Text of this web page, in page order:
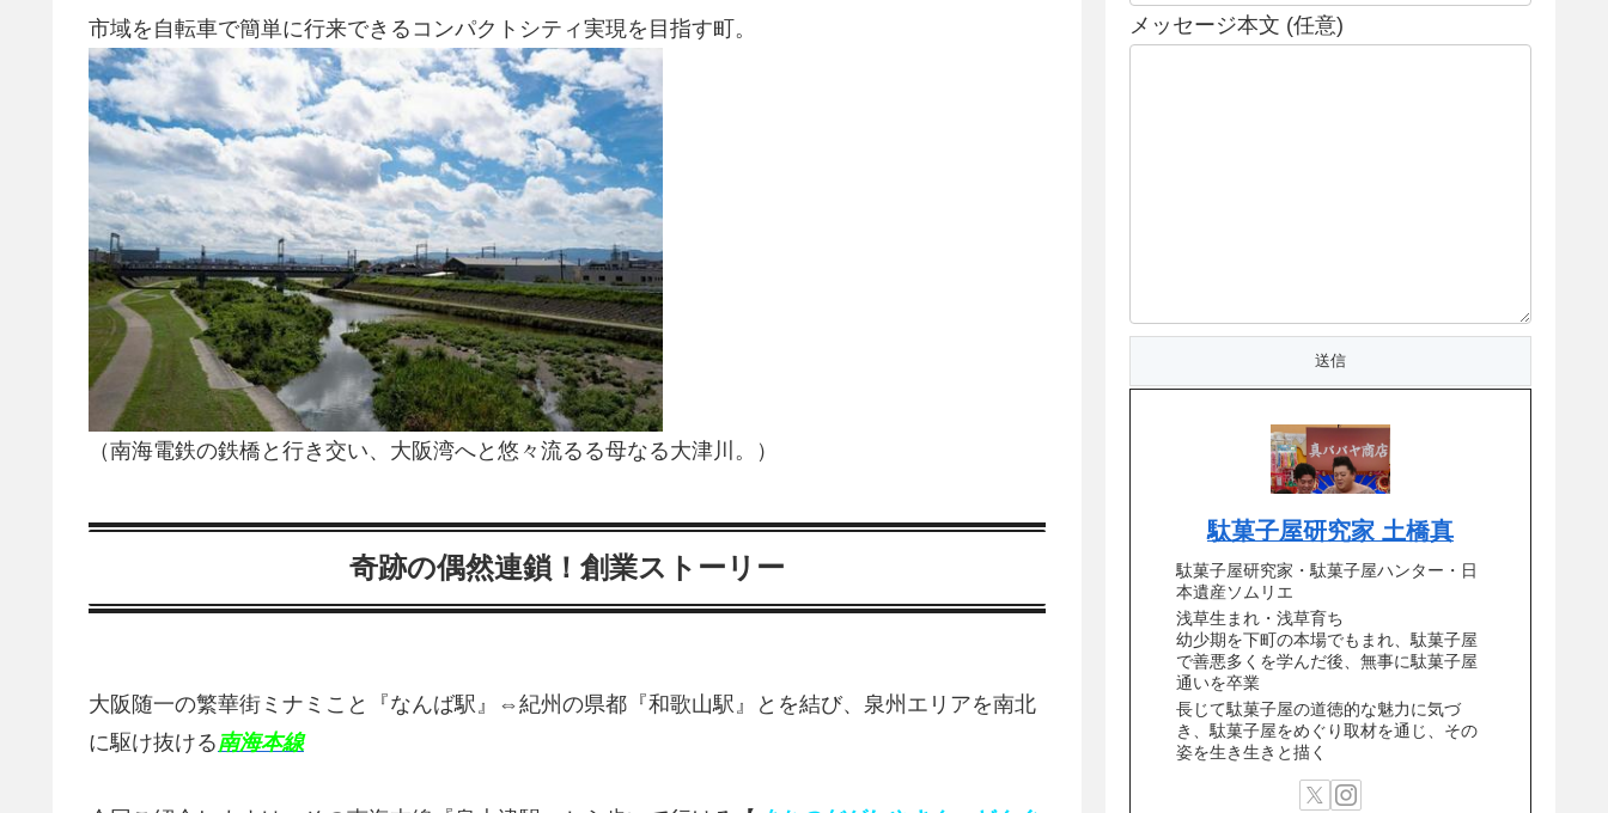
市域を自転車で簡単に行来できるコンパクトシティ実現を目指す町。
（南海電鉄の鉄橋と行き交い、大阪湾へと悠々流るる母なる大津川。）
奇跡の偶然連鎖！創業ストーリー
大阪随一の繁華街ミナミこと『なんば駅』⇔紀州の県都『和歌山駅』とを結び、泉州エリアを南北
に駆け抜ける南海本線
メッセージ本文 (任意)
駄菓子屋研究家 土橋真
駄菓子屋研究家・駄菓子屋ハンター・日
本遺産ソムリエ
浅草生まれ・浅草育ち
幼少期を下町の本場でもまれ、駄菓子屋
で善悪多くを学んだ後、無事に駄菓子屋
通いを卒業
長じて駄菓子屋の道徳的な魅力に気づ
き、駄菓子屋をめぐり取材を通じ、その
姿を生き生きと描く